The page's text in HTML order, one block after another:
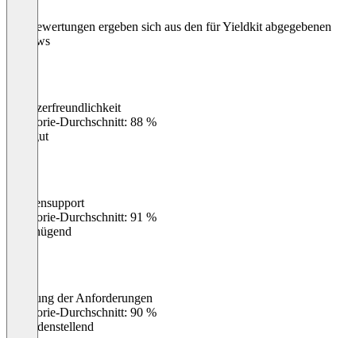
Die Bewertungen ergeben sich aus den für Yieldkit abgegebenen
Reviews
Benutzerfreundlichkeit
Kategorie-Durchschnitt: 88 %
Sehr gut
Kundensupport
Kategorie-Durchschnitt: 91 %
Ungenügend
Erfüllung der Anforderungen
Kategorie-Durchschnitt: 90 %
Zufriedenstellend